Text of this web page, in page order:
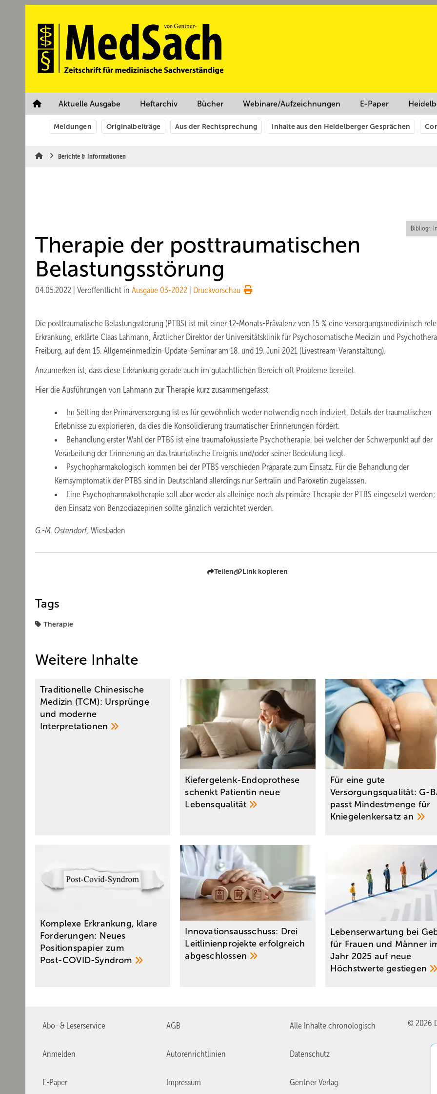
Aktuelle Ausgabe Heftarchiv Bücher Webinare/Aufzeichnungen E-Paper
Meldungen Originalbeiträge Aus der Rechtsprechung Inhalte aus den Heidelberger Gesprächen
Berichte & Informationen
Bibliogr.
Therapie der posttraumatischen
Belastungsstörung
04.05.2022 Veröffentlicht in Ausgabe 03-2022 Druckvorschau
Die posttraumatische Belastungsstörung (PTBS) ist mit einer 12-Monats-Prävalenz von 15 % eine versorgungsmedizinisch
Erkrankung, erklärte Claas Lahmann, Ärztlicher Direktor der Universitätsklinik für Psychosomatische Medizin und
Freiburg, auf dem 15. Allgemeinmedizin-Update-Seminar am 18. und 19. Juni 2021 (Livestream-Veranstaltung).
Anzumerken ist, dass diese Erkrankung gerade auch im gutachtlichen Bereich oft Probleme bereitet.
Hier die Ausführungen von Lahmann zur Therapie kurz zusammengefasst:
Im Setting der Primärversorgung ist es für gewöhnlich weder notwendig noch indiziert, Details der traumatischen
Erlebnisse zu explorieren, da dies die Konsolidierung traumatischer Erinnerungen fördert.
Behandlung erster Wahl der PTBS ist eine traumafokussierte Psychotherapie, bei welcher der Schwerpunkt auf der
Verarbeitung der Erinnerung an das traumatische Ereignis und/oder seiner Bedeutung liegt.
Psychopharmakologisch kommen bei der PTBS verschieden Präparate zum Einsatz. Für die Behandlung der
Kernsymptomatik der PTBS sind in Deutschland allerdings nur Sertralin und Paroxetin zugelassen.
Eine Psychopharmakotherapie soll aber weder als alleinige noch als primäre Therapie der PTBS eingesetzt werden;
den Einsatz von Benzodiazepinen sollte gänzlich verzichtet werden.
G.-M. Ostendorf, Wiesbaden
Teilen Link kopieren
Tags
Therapie
Weitere Inhalte
Traditionelle Chinesische
Medizin (TCM): Ursprünge
und moderne
Interpretationen
Kiefergelenk-Endoprothese
schenkt Patientin neue
Lebensqualität
Für eine gute
Versorgungsqualität: G-
passt Mindestmenge für
Kniegelenkersatzan
Komplexe Erkrankung, klare
Forderungen: Neues
Positionspapier zum
Post-COVID-Syndrom
Innovationsausschuss: Drei
Leitlinienprojekte erfolgreich
abgeschlossen
Lebenserwartung bei
für Frauen und Männer
Jahr 2025 auf neue
Höchstwertegestiegen
Abo- & Leserservice AGB Alle Inhalte chronologisch
Anmelden Autorenrichtlinien Datenschutz
E-Paper Impressum Gentner Verlag
© 2026